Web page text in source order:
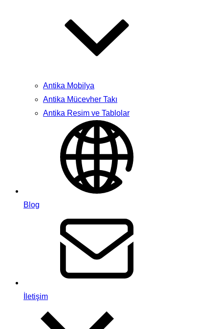
Antika Mobilya
Antika Mücevher Takı
Antika Resim ve Tablolar
Blog
İletişim